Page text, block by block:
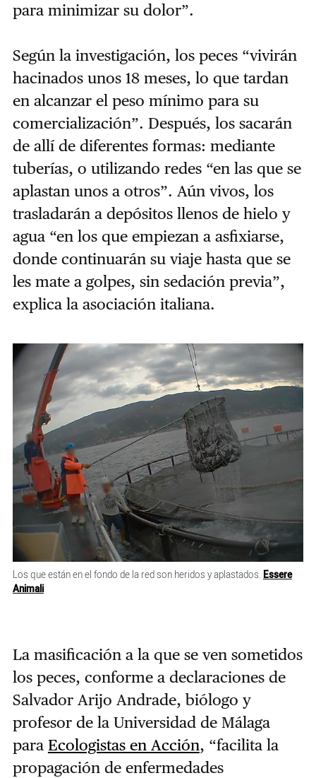
para minimizar su dolor”.
Según la investigación, los peces “vivirán
hacinados unos 18 meses, lo que tardan
en alcanzar el peso mínimo para su
comercialización”. Después, los sacarán
de allí de diferentes formas: mediante
tuberías, o utilizando redes “en las que se
aplastan unos a otros”. Aún vivos, los
trasladarán a depósitos llenos de hielo y
agua “en los que empiezan a asfixiarse,
donde continuarán su viaje hasta que se
les mate a golpes, sin sedación previa”,
explica la asociación italiana.
Los que están en el fondo de la red son heridos y aplastados. Essere
Animali
La masificación a la que se ven sometidos
los peces, conforme a declaraciones de
Salvador Arijo Andrade, biólogo y
profesor de la Universidad de Málaga
para Ecologistas en Acción, “facilita la
propagación de enfermedades